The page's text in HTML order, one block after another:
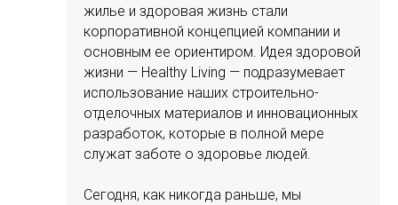
жилье и здоровая жизнь стали
корпоративной концепцией компании и
основным ее ориентиром. Идея здоровой
жизни — Healthy Living — подразумевает
использование наших строительно-
отделочных материалов и инновационных
разработок, которые в полной мере
служат заботе о здоровье людей.
Сегодня, как никогда раньше, мы